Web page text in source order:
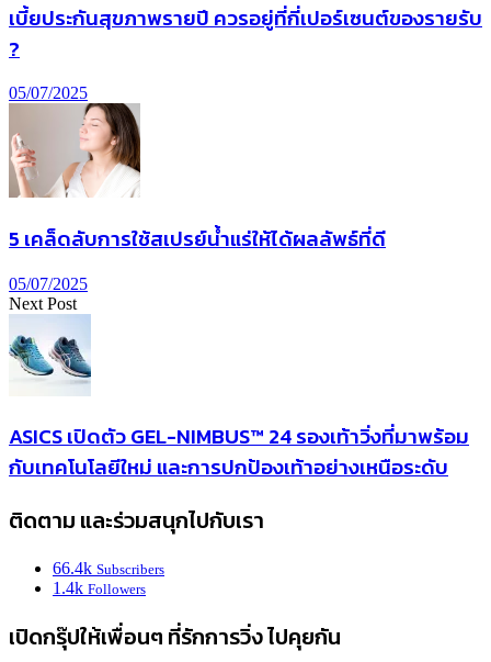
เบี้ยประกันสุขภาพรายปี ควรอยู่ที่กี่เปอร์เซนต์ของรายรับ
?
05/07/2025
5 เคล็ดลับการใช้สเปรย์น้ำแร่ให้ได้ผลลัพธ์ที่ดี
05/07/2025
Next Post
ASICS เปิดตัว GEL-NIMBUS™ 24 รองเท้าวิ่งที่มาพร้อม
กับเทคโนโลยีใหม่ และการปกป้องเท้าอย่างเหนือระดับ
ติดตาม และร่วมสนุกไปกับเรา
66.4k Subscribers
1.4k Followers
เปิดกรุ๊ปให้เพื่อนๆ ที่รักการวิ่ง ไปคุยกัน